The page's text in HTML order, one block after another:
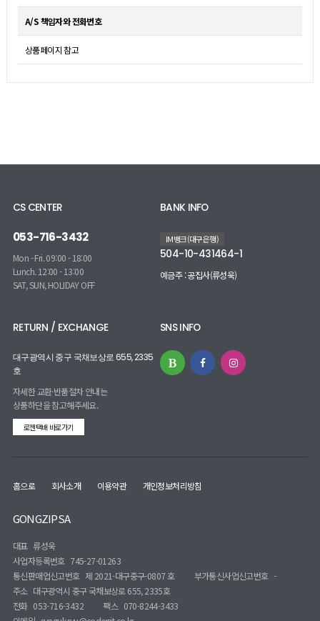
A/S 책임자와 전화번호
상품페이지 참고
CS CENTER
053-716-3432
Mon - Fri. 09:00 - 18:00
Lunch. 12:00 - 13:00
SAT, SUN, HOLIDAY OFF
BANK INFO
IM뱅크(대구은행)
504-10-431464-1
예금주 : 공집사(류성욱)
RETURN / EXCHANGE
대구광역시 중구 국채보상로 655, 2335
호
자세한 교환·반품절차 안내는
상품하단을 참고해주세요.
로젠택배 바로가기
SNS INFO
홈으로 회사소개 이용약관 개인정보처리방침
GONGZIPSA
대표 류성욱
사업자등록번호 745-27-01263
통신판매업신고번호 제 2021-대구중구-0807 호 부가통신사업신고번호 -
주소 대구광역시 중구 국채보상로 655, 2335호
전화 053-716-3432 팩스 070-8244-3433